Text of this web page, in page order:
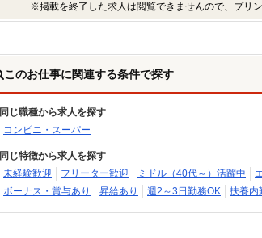
※掲載を終了した求人は閲覧できませんので、プリ
このお仕事に関連する条件で探す
同じ職種から求人を探す
コンビニ・スーパー
同じ特徴から求人を探す
未経験歓迎
フリーター歓迎 ミドル（40代～）活躍中
ボーナス・賞与あり
昇給あり 週2～3日勤務OK 扶養内